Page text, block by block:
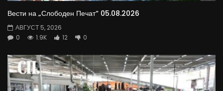
Вести на „Слободен Печат“ 05.08.2026
АВГУСТ 5, 2026
0
1.9K 12 0